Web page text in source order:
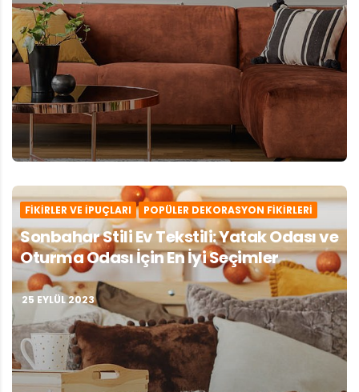
FIKIRLER VE İPUÇLARI POPÜLER DEKORASYON FIKIRLERI
Sonbahar Stili Ev Tekstili: Yatak Odası ve
Oturma Odası İçin En İyi Seçimler
25 EYLÜL 2023